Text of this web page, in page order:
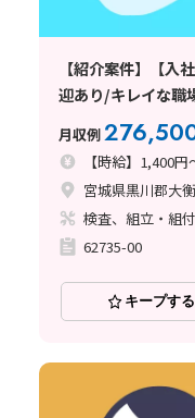
【紹介案件】【
迎あり/キレイな職
月収例
【時給】1,400円
宮城県黒川郡大
検査、組立・組
62735-00
キープする